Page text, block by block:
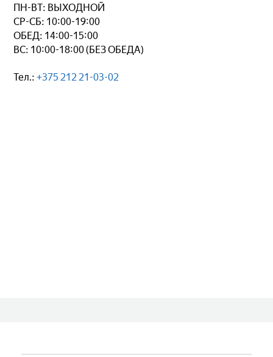
ПН-ВТ: ВЫХОДНОЙ
СР-СБ: 10:00-19:00
ОБЕД: 14:00-15:00
ВС: 10:00-18:00 (БЕЗ ОБЕДА)
Тел.:+375 212 21-03-02